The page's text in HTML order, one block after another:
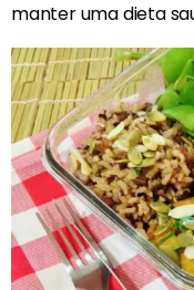
manter uma dieta